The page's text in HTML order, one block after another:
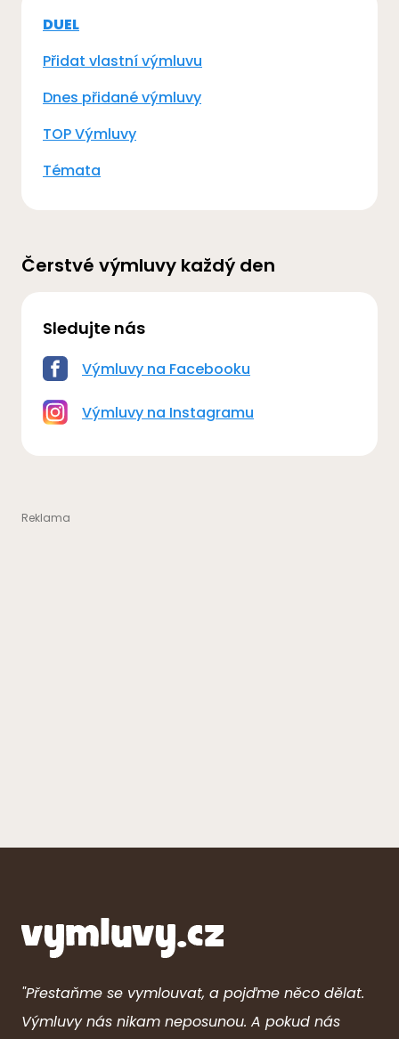
DUEL
Přidat vlastní výmluvu
Dnes přidané výmluvy
TOP Výmluvy
Témata
Čerstvé výmluvy každý den
Sledujte nás
Výmluvy na Facebooku
Výmluvy na Instagramu
"Přestaňme se vymlouvat, a pojďme něco dělat.
Výmluvy nás nikam neposunou. A pokud nás